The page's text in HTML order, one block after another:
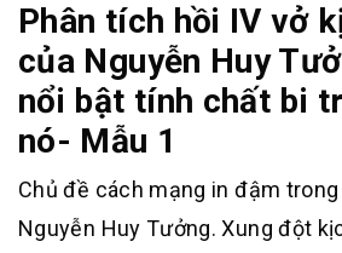
Phân tích hồi IV vở
của Nguyễn Huy
nổi bật tính chất bi
nó- Mẫu 1
Chủ đề cách mạng in đậm
Nguyễn Huy Tưởng. Xung đột